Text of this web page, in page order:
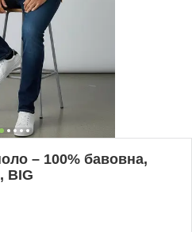
– 100% бавовна,
BIG